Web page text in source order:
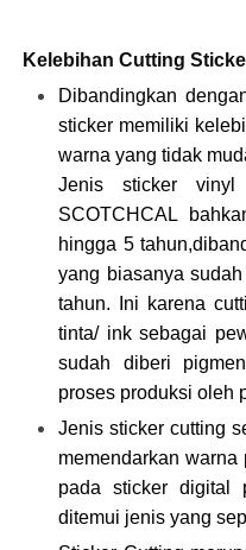
Kelebihan Cutting
Dibandingkan
sticker memiliki
warna yang tidak
Jenis sticker
SCOTCHCAL
hingga 5
yang biasanya
tahun. Ini karena
tinta/ ink sebagai
sudah diberi
proses produksi oleh
Jenis sticker cutting
memendarkan
pada sticker digital
ditemui jenis yang